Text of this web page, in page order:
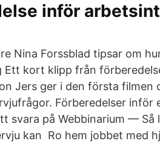
inför
Nina Forssblad tipsar om
Ett kort klipp från
Jers ger i den första filmen
Förberedelser inför
svara på Webbinarium — Så
kan Ro hem jobbet med